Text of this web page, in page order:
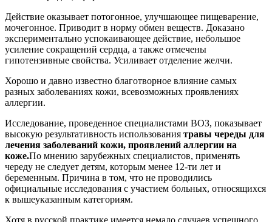
Действие оказывает потогонное, улучшающее пищеварение,
мочегонное. Приводит в норму обмен веществ. Доказано
экспериментально успокаивающее действие, небольшое
усиление сокращений сердца, а также отмечены
гипотензивные свойства. Усиливает отделение желчи.
Хорошо и давно известно благотворное влияние самых
разных заболеваниях кожи, всевозможных проявлениях
аллергии.
Исследование, проведенное специалистами ВОЗ, показывает
высокую результативность использования травы череды для
лечения заболеваний кожи, проявлений аллергии на
коже.По мнению зарубежных специалистов, применять
череду не следует детям, которым менее 12-ти лет и
беременным. Причина в том, что не проводились
официальные исследования с участием больных, относящихся
к вышеуказанным категориям.
Хотя в русской практике имеется немало случаев успешного